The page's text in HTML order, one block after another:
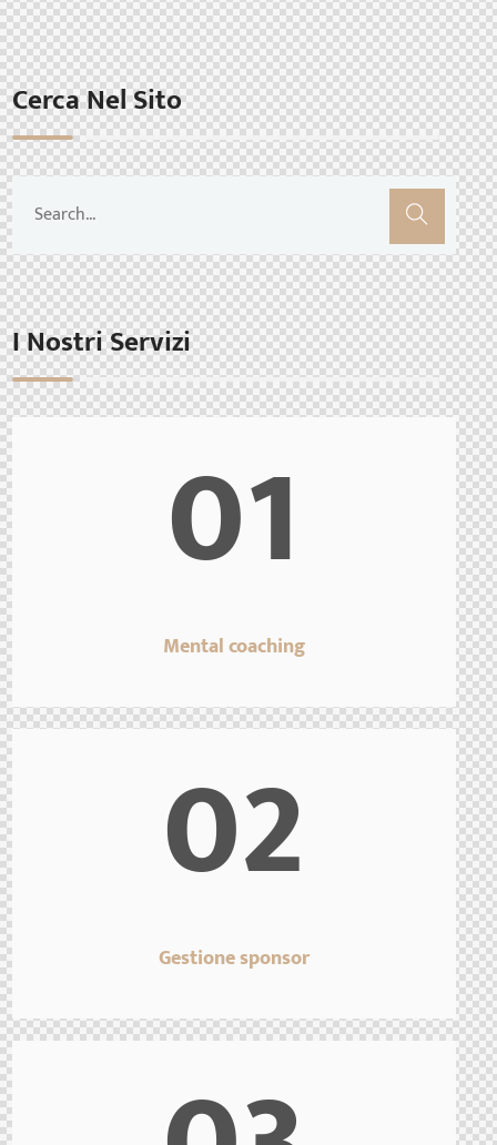
Cerca Nel Sito
I Nostri Servizi
01
Mental coaching
02
Gestione sponsor